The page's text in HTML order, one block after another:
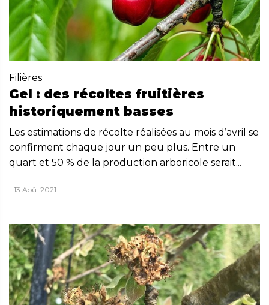
Filières
Gel : des récoltes fruitières
historiquement basses
Les estimations de récolte réalisées au mois d’avril se
confirment chaque jour un peu plus. Entre un
quart et 50 % de la production arboricole serait...
- 13 Aoû. 2021